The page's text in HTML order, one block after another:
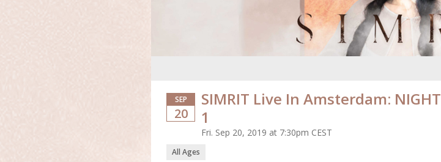
SEP
20
SIMRIT Live In Amsterdam: NIGHT
1
Fri. Sep 20, 2019 at 7:30pm CEST
All Ages